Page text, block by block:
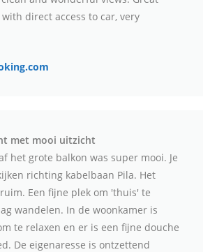
direct access to car, very
met mooi uitzicht
het grote balkon was super mooi. Je
richting kabelbaan Pila. Het
Een fijne plek om 'thuis' te
wandelen. In de woonkamer is
te relaxen en er is een fijne douche
De eigenaresse is ontzettend